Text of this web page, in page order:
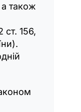
а також
ст. 156,